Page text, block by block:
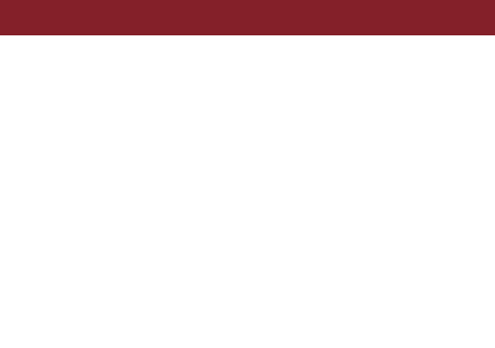
史海